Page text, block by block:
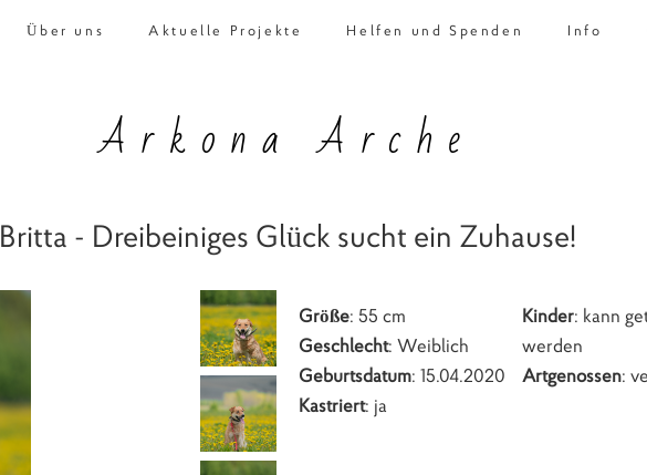
Über uns Aktuelle Projekte Helfen und Spenden Info
Arkona Arche
Britta - Dreibeiniges Glück sucht ein Zuhause!
Größe: 55 cm
Geschlecht: Weiblich
Geburtsdatum: 15.04.2020
Kastriert: ja
Kinder: kann
werden
Artgenossen: